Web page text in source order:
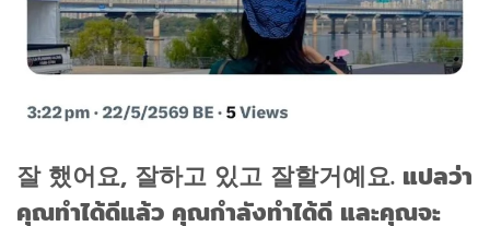
잘 했어요, 잘하고 있고 잘할거예요. แปลว่า
คุณทำได้ดีแล้ว คุณกำลังทำได้ดี และคุณจะ